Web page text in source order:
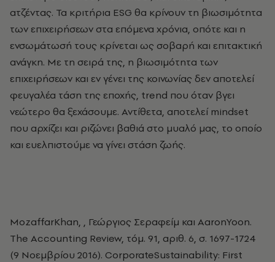
ατζέντας. Τα κριτήρια ESG θα κρίνουν τη βιωσιμότητα
των επιχειρήσεων στα επόμενα χρόνια, οπότε και η
ενσωμάτωσή τους κρίνεται ως σοβαρή και επιτακτική
ανάγκη. Με τη σειρά της, η βιωσιμότητα των
επιχειρήσεων και εν γένει της κοινωνίας δεν αποτελεί
φευγαλέα τάση της εποχής, trend που όταν βγει
νεώτερο θα ξεχάσουμε. Αντίθετα, αποτελεί mindset
που αρχίζει και ριζώνει βαθιά στο μυαλό μας, το οποίο
και ευελπιστούμε να γίνει στάση ζωής.
MozaffarKhan, , Γεώργιος Σεραφείμ και AaronYoon.
The Accounting Review, τόμ. 91, αριθ. 6, σ. 1697-1724
(9 Νοεμβρίου 2016). CorporateSustainability: First